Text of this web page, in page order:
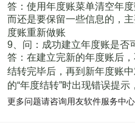
答：使用年度账菜单清空年度
而还是要保留一些信息的，
度账重新做账
9、问：成功建立年度账是否
答：在建立完新的年度账后
结转完毕后，再到新年度账
的“年度结转”时出现错误提示
更多问题请咨询用友软件服务中